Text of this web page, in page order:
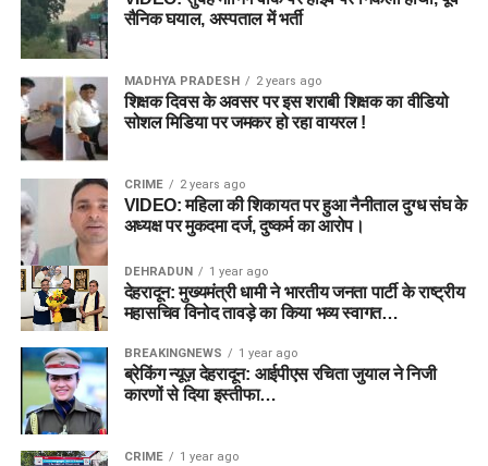
सैनिक घयाल, अस्पताल में भर्ती
MADHYA PRADESH 2 years ago
शिक्षक दिवस के अवसर पर इस शराबी शिक्षक का वीडियो
सोशल मिडिया पर जमकर हो रहा वायरल !
CRIME 2 years ago
VIDEO: महिला की शिकायत पर हुआ नैनीताल दुग्ध संघ के
अध्यक्ष पर मुकदमा दर्ज, दुष्कर्म का आरोप।
DEHRADUN 1 year ago
देहरादून: मुख्यमंत्री धामी ने भारतीय जनता पार्टी के राष्ट्रीय
महासचिव विनोद तावड़े का किया भव्य स्वागत…
BREAKINGNEWS 1 year ago
ब्रेकिंग न्यूज़ देहरादून: आईपीएस रचिता जुयाल ने निजी
कारणों से दिया इस्तीफा…
CRIME 1 year ago